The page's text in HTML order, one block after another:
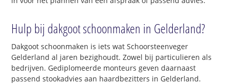
Hulp bij dakgoot schoonmaken in Gelderland?
Dakgoot schoonmaken is iets wat Schoorsteenveger
Gelderland al jaren bezighoudt. Zowel bij particulieren als
bedrijven. Gediplomeerde monteurs geven daarnaast
passend stookadvies aan haardbezitters in Gelderland.